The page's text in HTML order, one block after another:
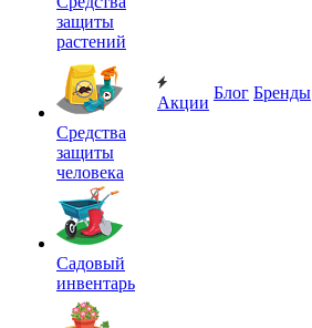
защиты
растений
Средства
защиты
человека
Садовый
инвентарь
Акции
Блог Бренды